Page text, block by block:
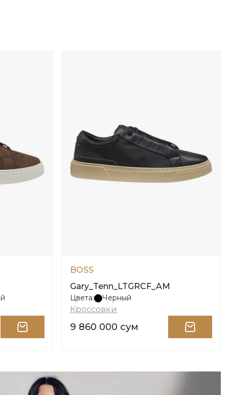
BOSS
Gary_Tenn_LTGRCF_AM
Цвета: Черный
Кроссовки
9 860 000 сум